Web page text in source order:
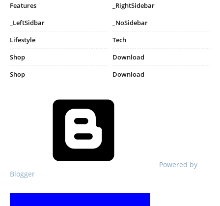
Features
_RightSidebar
_LeftSidbar
_NoSidebar
Lifestyle
Tech
Shop
Download
Shop
Download
Powered by
Blogger